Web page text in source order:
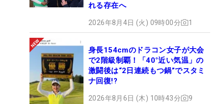
れる存在へ
2026年8月4日 (火) 09時00分 1
身長154cmのドラコン女子が大会
で2階級制覇！「40°近い気温」の
激闘後は“2日連続もつ鍋”でスタミ
ナ回復!?
2026年8月6日 (木) 10時43分 9